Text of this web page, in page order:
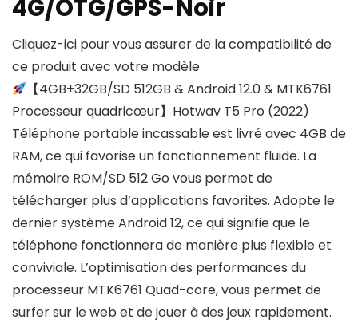
4G/OTG/GPS-Noir
Cliquez-ici pour vous assurer de la compatibilité de
ce produit avec votre modèle
【4GB+32GB/SD 512GB & Android 12.0 & MTK6761
Processeur quadricœur】Hotwav T5 Pro (2022)
Téléphone portable incassable est livré avec 4GB de
RAM, ce qui favorise un fonctionnement fluide. La
mémoire ROM/SD 512 Go vous permet de
télécharger plus d’applications favorites. Adopte le
dernier système Android 12, ce qui signifie que le
téléphone fonctionnera de manière plus flexible et
conviviale. L’optimisation des performances du
processeur MTK6761 Quad-core, vous permet de
surfer sur le web et de jouer à des jeux rapidement.